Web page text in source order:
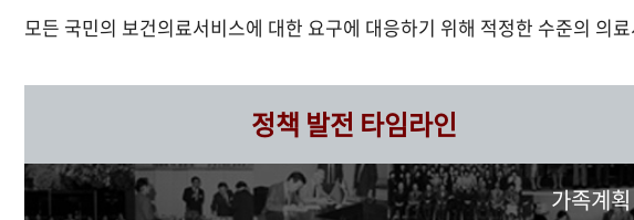
모든 국민의 보건의료서비스에 대한 요구에 대응하기 위해 적정한 수준의 의
정책 발전 타임라인
가족계